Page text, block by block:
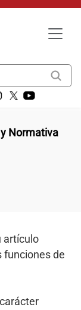
Normativa
artículo
funciones de